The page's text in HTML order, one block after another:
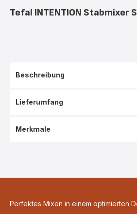
Tefal INTENTION Stabmixer
Beschreibung
Lieferumfang
Merkmale
Perfektes Mixen in einem optimierten